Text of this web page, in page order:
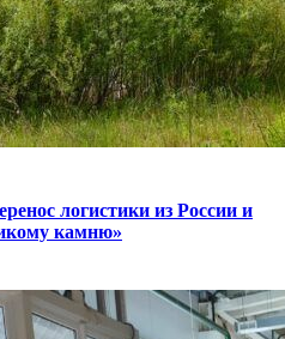
логистики из России и
камню»